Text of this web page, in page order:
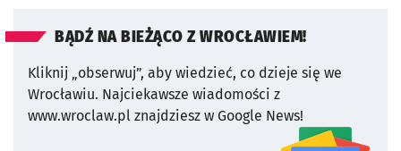
BĄDŹ NA BIEŻĄCO Z WROCŁAWIEM!
Kliknij „obserwuj”, aby wiedzieć, co dzieje się we
Wrocławiu. Najciekawsze wiadomości z
www.wroclaw.pl znajdziesz w Google News!